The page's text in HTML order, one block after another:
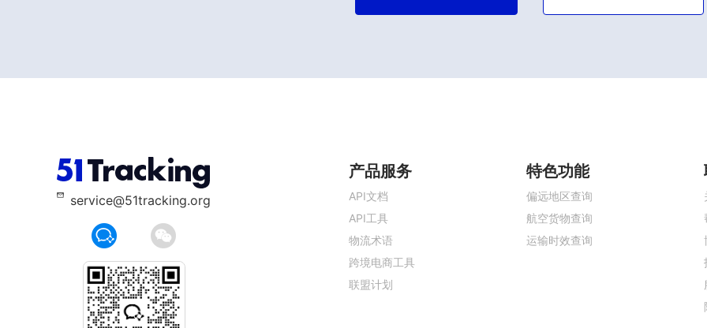
service@51tracking.org
产品服务
API文档
API工具
物流术语
跨境电商工具
联盟计划
特色功能
偏远地区查询
航空货物查询
运输时效查询